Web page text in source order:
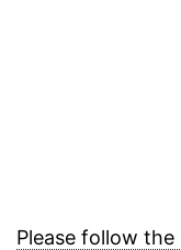
Please follow